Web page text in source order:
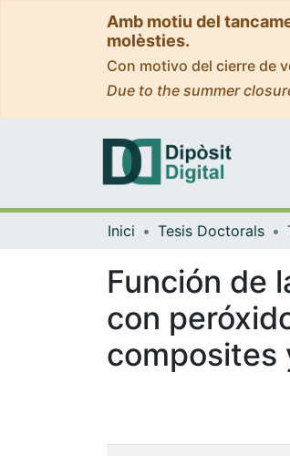
Amb motiu del
molèsties.
Con motivo del cierre de
Due to the summer
Inici Tesis Doctorals
Función de
con
composites